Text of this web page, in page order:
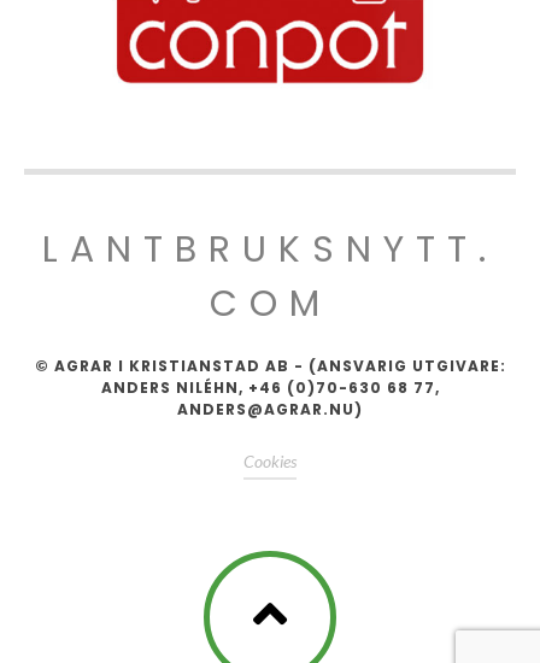
LANTBRUKSNYTT.
COM
© AGRAR I KRISTIANSTAD AB - (ANSVARIG UTGIVARE:
ANDERS NILÉHN, +46 (0)70-630 68 77,
ANDERS@AGRAR.NU)
Cookies